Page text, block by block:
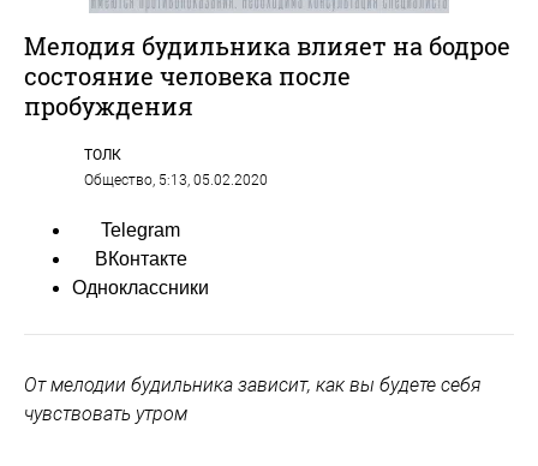
Мелодия будильника влияет на бодрое
состояние человека после
пробуждения
ТОЛК
Общество, 5:13, 05.02.2020
Telegram
ВКонтакте
Одноклассники
От мелодии будильника зависит, как вы будете себя
чувствовать утром